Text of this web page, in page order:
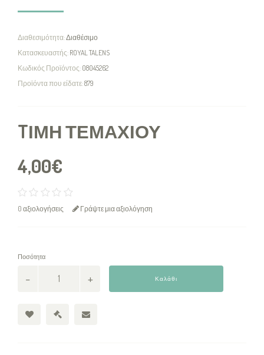
Διαθεσιμότητα:Διαθέσιμο
Κατασκευαστής: ROYAL TALENS
Κωδικός Προϊόντος: 08045262
Προϊόντα που είδατε:879
TΙΜΉ ΤΕΜΑΧΊΟΥ
4,00€
0 αξιολογήσεις Γράψτε μια αξιολόγηση
Ποσότητα
Καλάθι